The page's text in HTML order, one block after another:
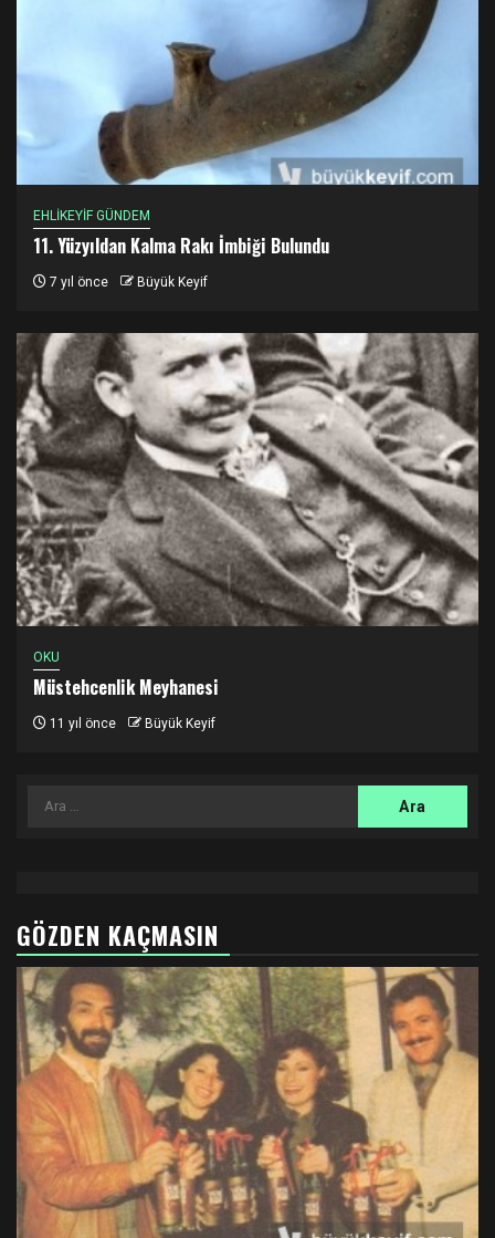
EHLİKEYİF GÜNDEM
11. Yüzyıldan Kalma Rakı İmbiği Bulundu
7 yıl önce Büyük Keyif
OKU
Müstehcenlik Meyhanesi
11 yıl önce Büyük Keyif
Arama:
GÖZDEN KAÇMASIN